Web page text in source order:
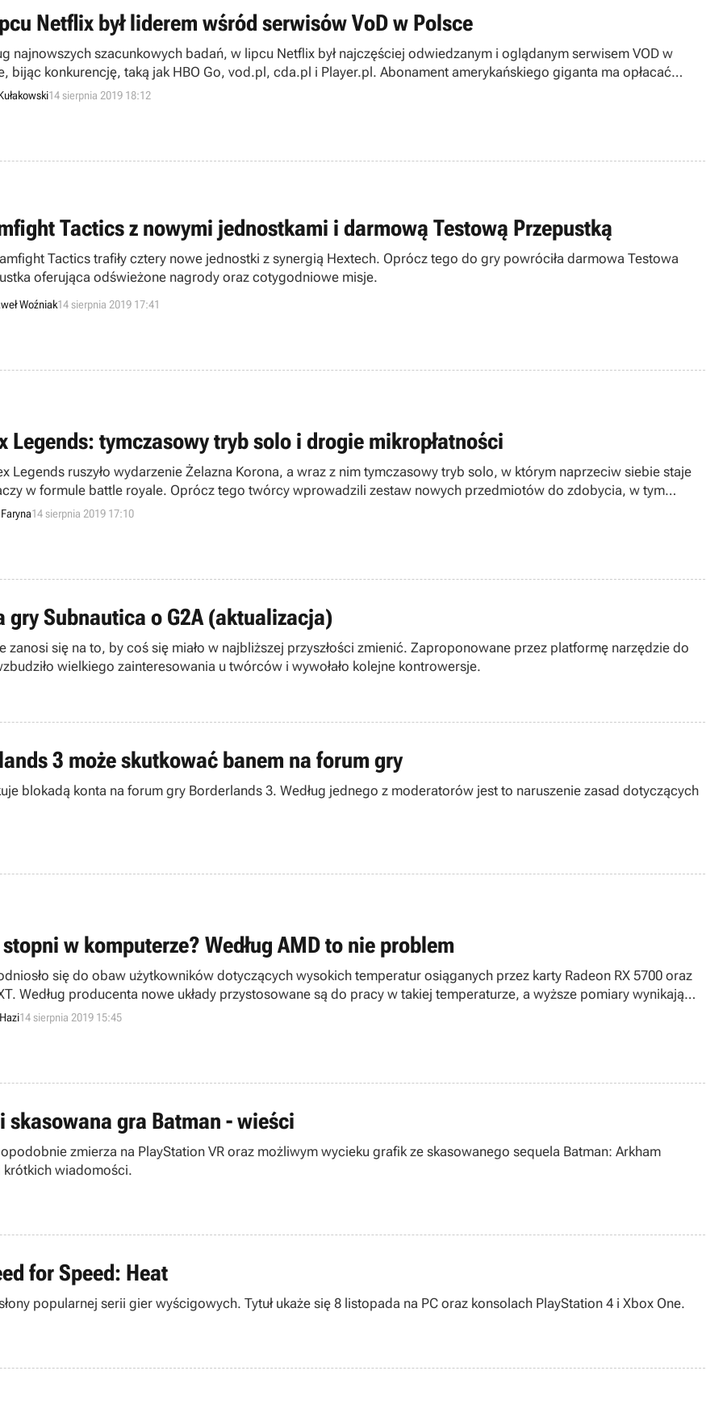
Netflix był liderem wśród serwisów VoD w Polsce
najnowszych szacunkowych badań, w lipcu Netflix był najczęściej odwiedzanym i oglądanym serwisem VOD w
bijąc konkurencję, taką jak HBO Go, vod.pl, cda.pl i Player.pl. Abonament amerykańskiego giganta ma opłacać
około 800 tysięcy Polaków.
14 sierpnia 2019 18:12
Tactics z nowymi jednostkami i darmową Testową Przepustką
Tactics trafiły cztery nowe jednostki z synergią Hextech. Oprócz tego do gry powróciła darmowa Testowa
oferująca odświeżone nagrody oraz cotygodniowe misje.
Woźniak14 sierpnia 2019 17:41
Legends: tymczasowy tryb solo i drogie mikropłatności
Legends ruszyło wydarzenie Żelazna Korona, a wraz z nim tymczasowy tryb solo, w którym naprzeciw siebie staje
w formule battle royale. Oprócz tego twórcy wprowadzili zestaw nowych przedmiotów do zdobycia, w tym
toporek, za którego trzeba słono zapłacić.
14 sierpnia 2019 17:10
Subnautica o G2A (aktualizacja)
się na to, by coś się miało w najbliższej przyszłości zmienić. Zaproponowane przez platformę narzędzie do
wielkiego zainteresowania u twórców i wywołało kolejne kontrowersje.
3 może skutkować banem na forum gry
blokadą konta na forum gry Borderlands 3. Według jednego z moderatorów jest to naruszenie zasad dotyczących
w komputerze? Według AMD to nie problem
się do obaw użytkowników dotyczących wysokich temperatur osiąganych przez karty Radeon RX 5700 oraz
Według producenta nowe układy przystosowane są do pracy w takiej temperaturze, a wyższe pomiary wynikają
ze zwiększenia ich dokładności.
14 sierpnia 2019 15:45
skasowana gra Batman - wieści
zmierza na PlayStation VR oraz możliwym wycieku grafik ze skasowanego sequela Batman: Arkham
krótkich wiadomości.
for Speed: Heat
popularnej serii gier wyścigowych. Tytuł ukaże się 8 listopada na PC oraz konsolach PlayStation 4 i Xbox One.